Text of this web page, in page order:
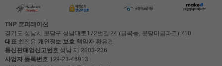
TNP 코퍼레이션
경기도 성남시 분당구 성남대로172번길 24 (금곡동, 분당미금파크) 710
대표 최정윤 개인정보 보호 책임자 황유경
통신판매업신고번호 성남 제 2003-236
사업자 등록번호 129-23-46913